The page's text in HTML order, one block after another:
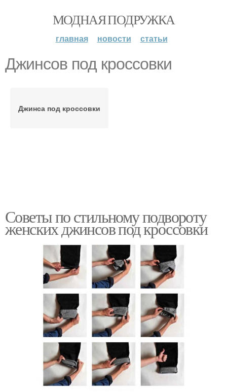
МОДНАЯ ПОДРУЖКА
главная новости статьи
Джинсов под кроссовки
Джинса под кроссовки
Советы по стильному подвороту
женских джинсов под кроссовки